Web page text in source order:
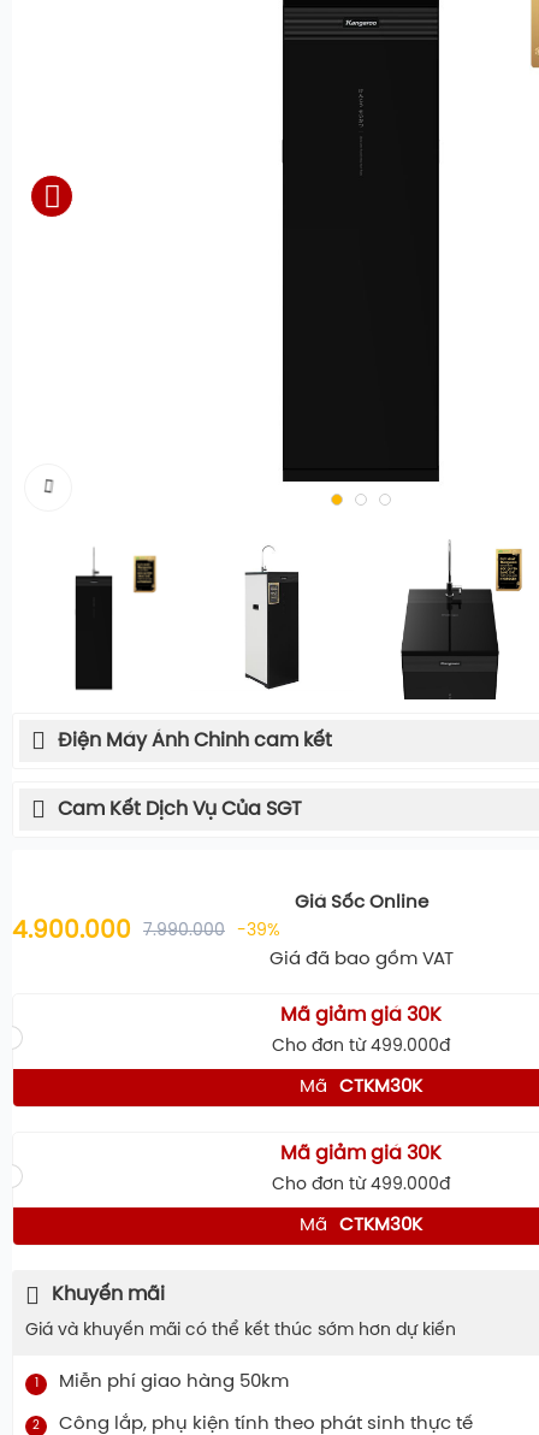
Điện Máy Ánh Chinh cam kết
Cam Kết Dịch Vụ Của SGT
Giá Sốc Online
4.900.000 7.990.000 -39%
Giá đã bao gồm VAT
Mã giảm giá 30K
Cho đơn từ 499.000đ
Mã CTKM30K
Mã giảm giá 30K
Cho đơn từ 499.000đ
Mã CTKM30K
Khuyến mãi
Giá và khuyến mãi có thể kết thúc sớm hơn dự kiến
Miễn phí giao hàng 50km
2 Công lắp, phụ kiện tính theo phát sinh thực tế